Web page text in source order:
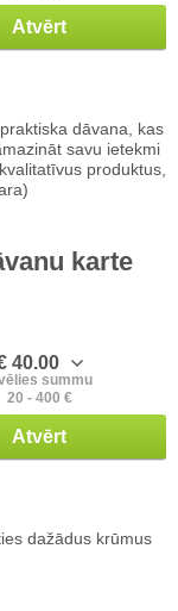
Atvērt
dāvana, kas
savu ietekmi
produktus,
karte
40.00
summu
20 - 400 €
Atvērt
dažādus krūmus